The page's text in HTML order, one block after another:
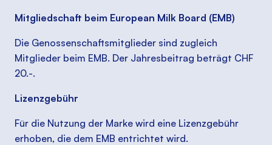
Mitgliedschaft beim European Milk Board (EMB)
Die Genossenschaftsmitglieder sind zugleich
Mitglieder beim EMB. Der Jahresbeitrag beträgt CHF
20.-.
Lizenzgebühr
Für die Nutzung der Marke wird eine Lizenzgebühr
erhoben, die dem EMB entrichtet wird.